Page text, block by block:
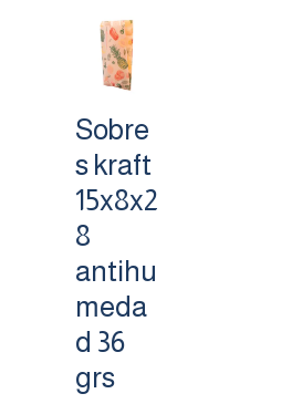
Sobre
s kraft
15x8x2
8
antihu
meda
d 36
grs